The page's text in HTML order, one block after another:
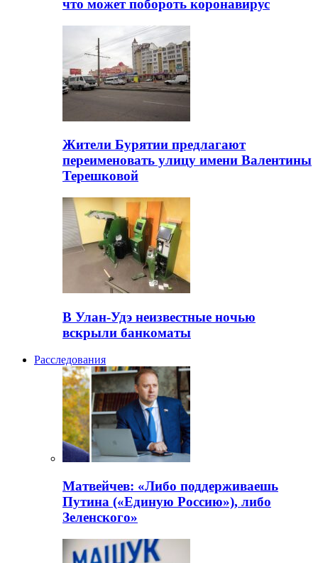
что может побороть коронавирус
Жители Бурятии предлагают
переименовать улицу имени Валентины
Терешковой
В Улан-Удэ неизвестные ночью
вскрыли банкоматы
Расследования
Матвейчев: «Либо поддерживаешь
Путина («Единую Россию»), либо
Зеленского»